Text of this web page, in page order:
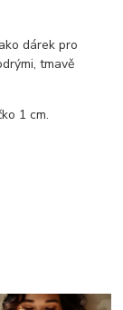
dárek pro
tmavě
1 cm.